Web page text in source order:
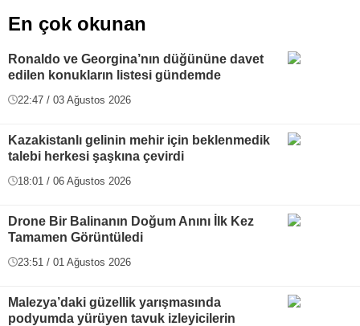
En çok okunan
Ronaldo ve Georgina’nın düğününe davet
edilen konukların listesi gündemde
22:47 / 03 Ağustos 2026
Kazakistanlı gelinin mehir için beklenmedik
talebi herkesi şaşkına çevirdi
18:01 / 06 Ağustos 2026
Drone Bir Balinanın Doğum Anını İlk Kez
Tamamen Görüntüledi
23:51 / 01 Ağustos 2026
Malezya’daki güzellik yarışmasında
podyumda yürüyen tavuk izleyicilerin